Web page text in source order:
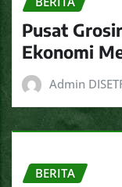
Pusat
Ekonomi
Admin
BERITA